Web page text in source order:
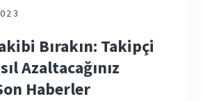
Bırakın: Takipçi
Azaltacağınız
Haberler